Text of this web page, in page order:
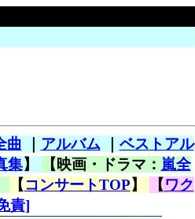
曲 アルバム｜ ベストアル
集】 【映画・ドラマ： 嵐全
【コンサートTOP】 【ワク
責]